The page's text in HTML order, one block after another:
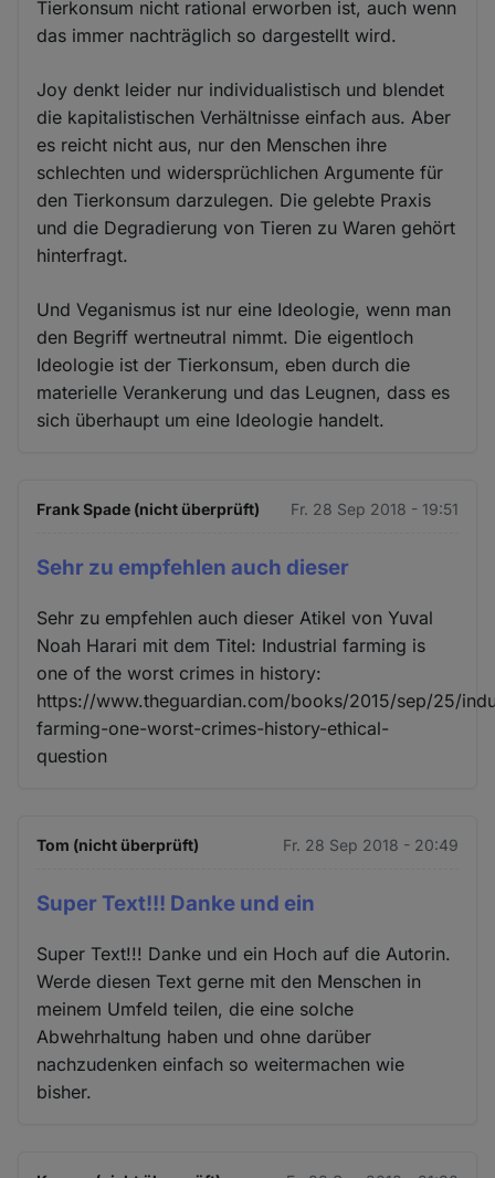
Tierkonsum nicht rational erworben ist, auch wenn
das immer nachträglich so dargestellt wird.
Joy denkt leider nur individualistisch und blendet
die kapitalistischen Verhältnisse einfach aus. Aber
es reicht nicht aus, nur den Menschen ihre
schlechten und widersprüchlichen Argumente für
den Tierkonsum darzulegen. Die gelebte Praxis
und die Degradierung von Tieren zu Waren gehört
hinterfragt.
Und Veganismus ist nur eine Ideologie, wenn man
den Begriff wertneutral nimmt. Die eigentloch
Ideologie ist der Tierkonsum, eben durch die
materielle Verankerung und das Leugnen, dass es
sich überhaupt um eine Ideologie handelt.
Frank Spade (nicht überprüft) Fr. 28 Sep 2018 - 19:51
Sehr zu empfehlen auch dieser
Sehr zu empfehlen auch dieser Atikel von Yuval
Noah Harari mit dem Titel: Industrial farming is
one of the worst crimes in history:
https://www.theguardian.com/books/2015/sep/25/
farming-one-worst-crimes-history-ethical-
question
Tom (nicht überprüft) Fr. 28 Sep 2018 - 20:49
Super Text!!! Danke und ein
Super Text!!! Danke und ein Hoch auf die Autorin.
Werde diesen Text gerne mit den Menschen in
meinem Umfeld teilen, die eine solche
Abwehrhaltung haben und ohne darüber
nachzudenken einfach so weitermachen wie
bisher.